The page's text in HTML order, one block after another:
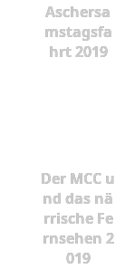
Aschersa
mstagsfa
hrt 2019
Der MCC u
nd das nä
rrische Fe
rnsehen 2
019